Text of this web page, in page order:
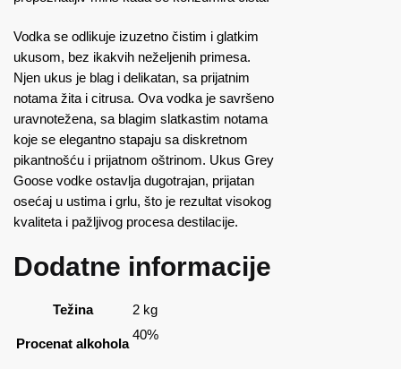
Vodka se odlikuje izuzetno čistim i glatkim
ukusom, bez ikakvih neželjenih primesa.
Njen ukus je blag i delikatan, sa prijatnim
notama žita i citrusa. Ova vodka je savršeno
uravnotežena, sa blagim slatkastim notama
koje se elegantno stapaju sa diskretnom
pikantnošću i prijatnom oštrinom. Ukus Grey
Goose vodke ostavlja dugotrajan, prijatan
osećaj u ustima i grlu, što je rezultat visokog
kvaliteta i pažljivog procesa destilacije.
Dodatne informacije
Težina 2 kg
Procenat alkohola
40%